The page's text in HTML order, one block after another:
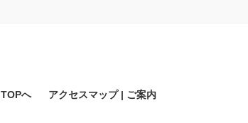
TOPへ アクセスマップ | ご案内